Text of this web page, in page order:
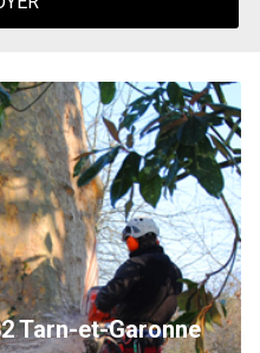
Tarn-et-Garonne